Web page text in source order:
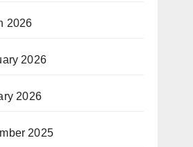
2026
2026
2026
2025